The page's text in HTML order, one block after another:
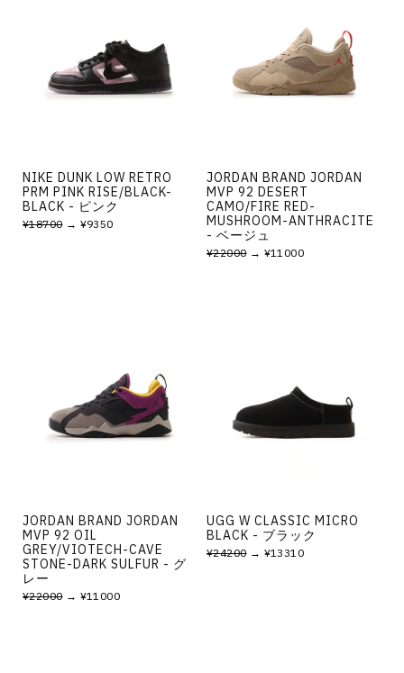
NIKE DUNK LOW RETRO
PRM PINK RISE/BLACK-
BLACK - ピンク
¥18700→ ¥9350
JORDAN BRAND JORDAN
MVP 92 DESERT
CAMO/FIRE RED-
MUSHROOM-ANTHRACITE
- ベージュ
¥22000→ ¥11000
JORDAN BRAND JORDAN
MVP 92 OIL
GREY/VIOTECH-CAVE
STONE-DARK SULFUR - グ
レー
¥22000→ ¥11000
UGG W CLASSIC MICRO
BLACK - ブラック
¥24200→ ¥13310